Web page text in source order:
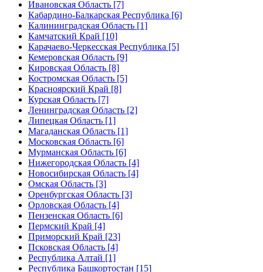
Ивановская Область [7]
Кабардино-Балкарская Республика [6]
Калининградская Область [1]
Камчатский Край [10]
Карачаево-Черкесская Республика [5]
Кемеровская Область [9]
Кировская Область [8]
Костромская Область [5]
Красноярский Край [8]
Курская Область [7]
Ленинградская Область [2]
Липецкая Область [1]
Магаданская Область [1]
Московская Область [6]
Мурманская Область [6]
Нижегородская Область [4]
Новосибирская Область [4]
Омская Область [3]
Оренбургская Область [3]
Орловская Область [4]
Пензенская Область [6]
Пермский Край [4]
Приморский Край [23]
Псковская Область [4]
Республика Алтай [1]
Республика Башкортостан [15]